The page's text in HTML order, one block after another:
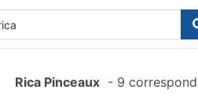
Rica Pinceaux - 9